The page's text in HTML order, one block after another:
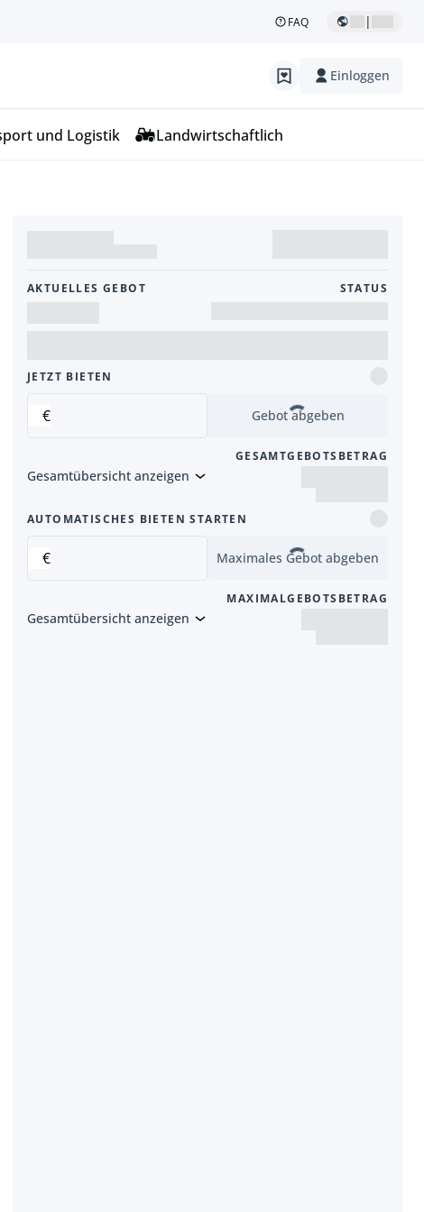
FAQ |
Einloggen
und Logistik Landwirtschaftlich
Artikel
AKTUELLES GEBOT STATUS
JETZT BIETEN
€ Gebot abgeben
GESAMTGEBOTSBETRAG
Gesamtübersicht anzeigen
AUTOMATISCHES BIETEN STARTEN
€ Maximales Gebot abgeben
MAXIMALGEBOTSBETRAG
Gesamtübersicht anzeigen